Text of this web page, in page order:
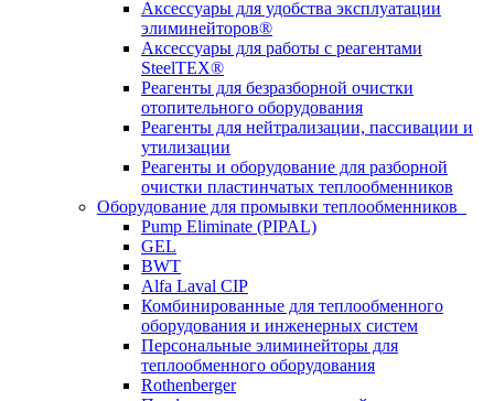
Аксессуары для удобства эксплуатации
элиминейторов®
Аксессуары для работы с реагентами
SteelTEX®
Реагенты для безразборной очистки
отопительного оборудования
Реагенты для нейтрализации, пассивации и
утилизации
Реагенты и оборудование для разборной
очистки пластинчатых теплообменников
Оборудование для промывки теплообменников
Pump Eliminate (PIPAL)
GEL
BWT
Alfa Laval CIP
Комбинированные для теплообменного
оборудования и инженерных систем
Персональные элиминейторы для
теплообменного оборудования
Rothenberger